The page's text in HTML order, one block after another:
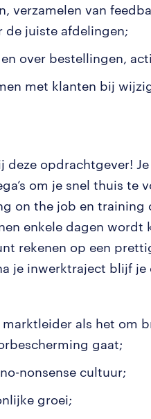
verzamelen van
de juiste afdelingen;
over bestellingen,
met klanten bij
deze opdrachtgever!
om je snel thuis te
on the job en training
enkele dagen wordt
rekenen op een
je inwerktraject blijf je
als het om
gaat;
nonsense cultuur;
groei;